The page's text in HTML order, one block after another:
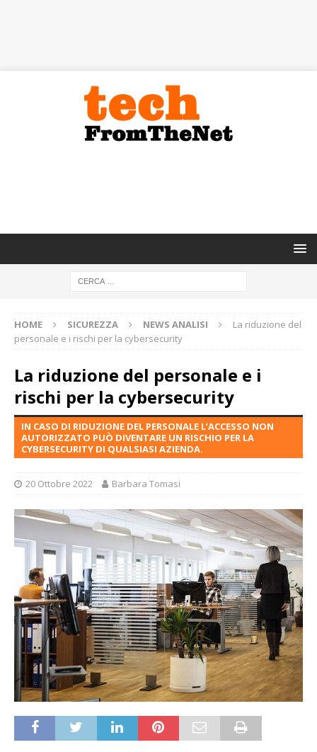
HOME SICUREZZA NEWS ANALISI
La riduzione del
personale e i rischi per la cybersecurity
La riduzione del personale e i
rischi per la cybersecurity
IN CASO DI RIDUZIONE DEL PERSONALE L’ACCESSO NON
AUTORIZZATO PUÒ DIVENTARE UN RISCHIO PER LA
CYBERSECURITY DI QUALSIASI AZIENDA.
20 Ottobre 2022 Barbara Tomasi